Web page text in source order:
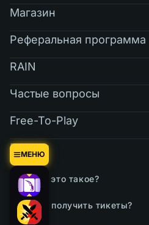
МЕНЮ
Магазин
Реферальная программа
RAIN
Частые вопросы
Free-To-Play
Билеты
Что это такое?
Как получить тикеты?